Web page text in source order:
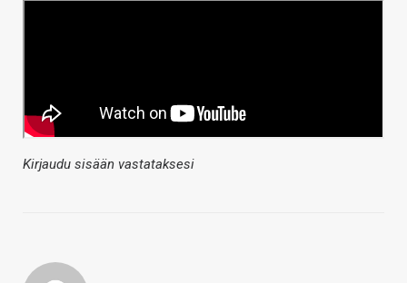
Kirjaudu sisään vastataksesi